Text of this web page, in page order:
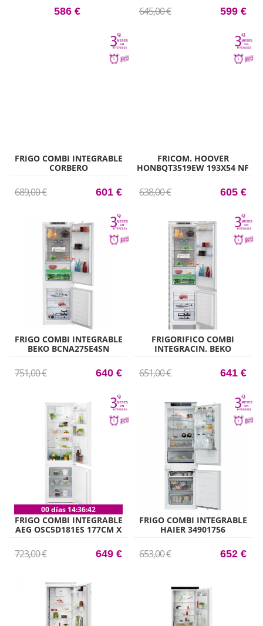
586 € 645,00 € 599 €
FRIGO COMBI INTEGRABLE
CORBERO
178,5CM X 54CM CLASE E
689,00 € 601 €
FRICOM. HOOVER
HONBQT3519EW 193X54 NF
638,00 € 605 €
FRIGO COMBI INTEGRABLE
BEKO BCNA275E4SN
751,00 € 640 €
FRIGORIFICO COMBI
INTEGRACIN. BEKO
193,5X54X54,5 NF
651,00 € 641 €
00 días 14:36:41
FRIGO COMBI INTEGRABLE
AEG OSC5D181ES 177CM X
723,00 € 649 €
FRIGO COMBI INTEGRABLE
HAIER 34901756
653,00 € 652 €